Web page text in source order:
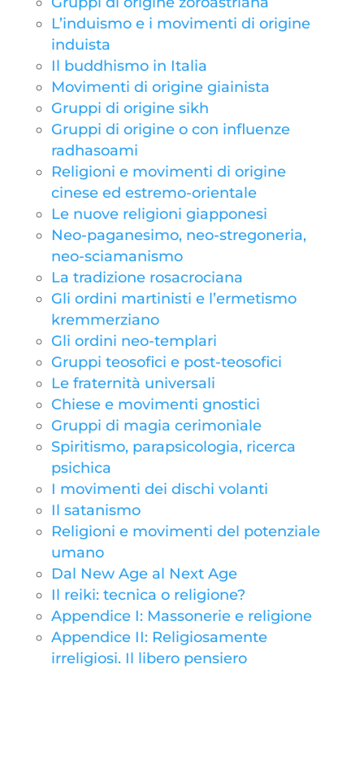
L’induismo e i movimenti di origine
induista
Il buddhismo in Italia
Movimenti di origine giainista
Gruppi di origine sikh
Gruppi di origine o con influenze
radhasoami
Religioni e movimenti di origine
cinese ed estremo-orientale
Le nuove religioni giapponesi
Neo-paganesimo, neo-stregoneria,
neo-sciamanismo
La tradizione rosacrociana
Gli ordini martinisti e l’ermetismo
kremmerziano
Gli ordini neo-templari
Gruppi teosofici e post-teosofici
Le fraternità universali
Chiese e movimenti gnostici
Gruppi di magia cerimoniale
Spiritismo, parapsicologia, ricerca
psichica
I movimenti dei dischi volanti
Il satanismo
Religioni e movimenti del potenziale
umano
Dal New Age al Next Age
Il reiki: tecnica o religione?
Appendice I: Massonerie e religione
Appendice II: Religiosamente
irreligiosi. Il libero pensiero